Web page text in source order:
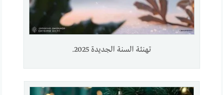
تهنئة السنة الجديدة 2025.